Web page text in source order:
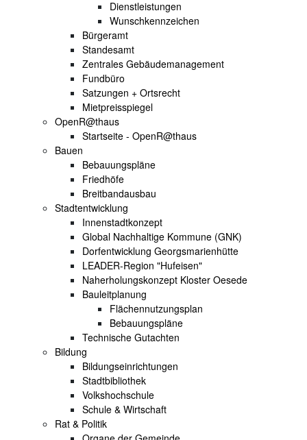
Dienstleistungen
Wunschkennzeichen
Bürgeramt
Standesamt
Zentrales Gebäudemanagement
Fundbüro
Satzungen + Ortsrecht
Mietpreisspiegel
OpenR@thaus
Startseite - OpenR@thaus
Bauen
Bebauungspläne
Friedhöfe
Breitbandausbau
Stadtentwicklung
Innenstadtkonzept
Global Nachhaltige Kommune (GNK)
Dorfentwicklung Georgsmarienhütte
LEADER-Region "Hufeisen"
Naherholungskonzept Kloster Oesede
Bauleitplanung
Flächennutzungsplan
Bebauungspläne
Technische Gutachten
Bildung
Bildungseinrichtungen
Stadtbibliothek
Volkshochschule
Schule & Wirtschaft
Rat & Politik